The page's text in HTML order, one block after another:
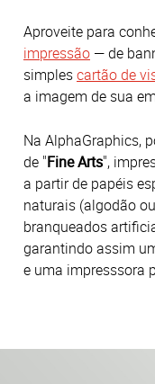
Aproveite para
impressão — de
simplescartão de
a imagem de sua
Na AlphaGraphics,
de "Fine Arts",
a partir de papéis
naturais (algodão
branqueados
garantindo assim
e uma impresssora